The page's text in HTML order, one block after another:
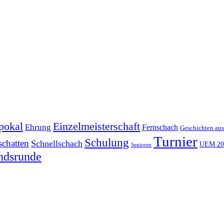
Ehrung Einzelmeisterschaft Fernschach Geschichten
Schnellschach Schulung Senioren Turnier UEM